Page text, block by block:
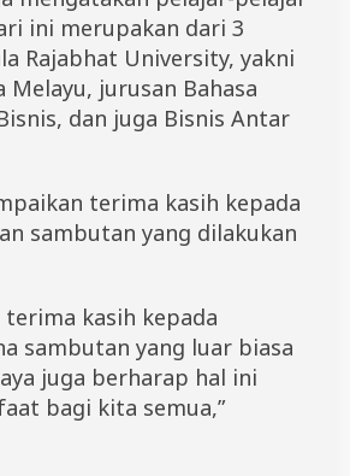
ini merupakan dari 3
Rajabhat University, yakni
Melayu, jurusan Bahasa
dan juga Bisnis Antar
terima kasih kepada
sambutan yang dilakukan
terima kasih kepada
sambutan yang luar biasa
juga berharap hal ini
bagi kita semua,”